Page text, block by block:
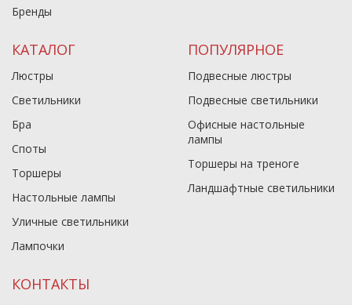
Бренды
КАТАЛОГ
Люстры
Светильники
Бра
Споты
Торшеры
Настольные лампы
Уличные светильники
Лампочки
ПОПУЛЯРНОЕ
Подвесные люстры
Подвесные светильники
Офисные настольные
лампы
Торшеры на треноге
Ландшафтные светильники
КОНТАКТЫ